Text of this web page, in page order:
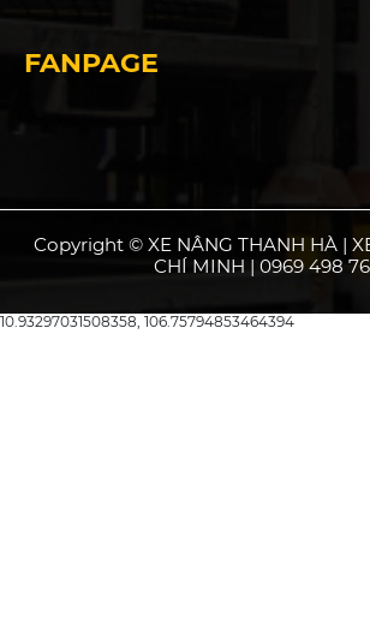
FANPAGE
Copyright © XE NÂNG THANH HÀ |
CHÍ MINH | 0969 498
10.93297031508358, 106.75794853464394